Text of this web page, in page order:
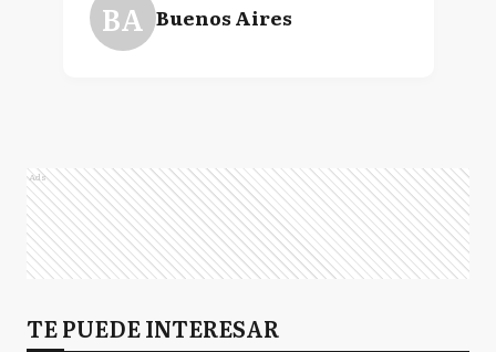
BA Buenos Aires
Ads
TE PUEDE INTERESAR